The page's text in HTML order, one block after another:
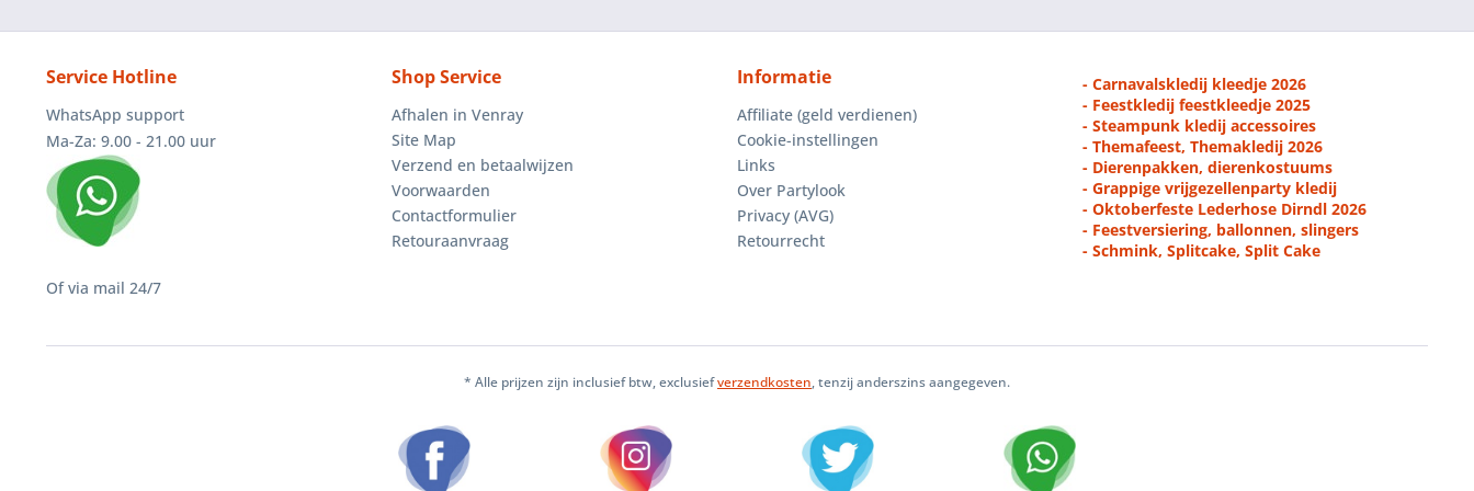
Service Hotline
WhatsApp support
Ma-Za: 9.00 - 21.00 uur
Of via mail 24/7
Shop Service
Afhalen in Venray
Site Map
Verzend en betaalwijzen
Voorwaarden
Contactformulier
Retouraanvraag
Informatie
Affiliate (geld verdienen)
Cookie-instellingen
Links
Over Partylook
Privacy (AVG)
Retourrecht
- Carnavalskledij kleedje 2026
- Feestkledij feestkleedje 2025
- Steampunk kledij accessoires
- Themafeest, Themakledij 2026
- Dierenpakken, dierenkostuums
- Grappige vrijgezellenparty kledij
- Oktoberfeste Lederhose Dirndl 2026
- Feestversiering, ballonnen, slingers
- Schmink, Splitcake, Split Cake
* Alle prijzen zijn inclusief btw, exclusiefverzendkosten, tenzij anderszins aangegeven.